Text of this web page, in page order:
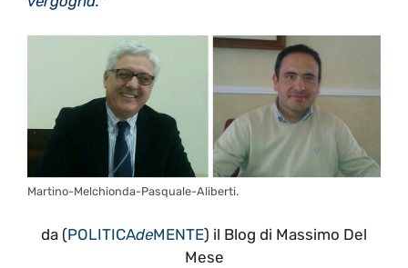
Martino-Melchionda-Pasquale-Aliberti.
da (POLITICAdeMENTE) il Blog di Massimo Del
Mese